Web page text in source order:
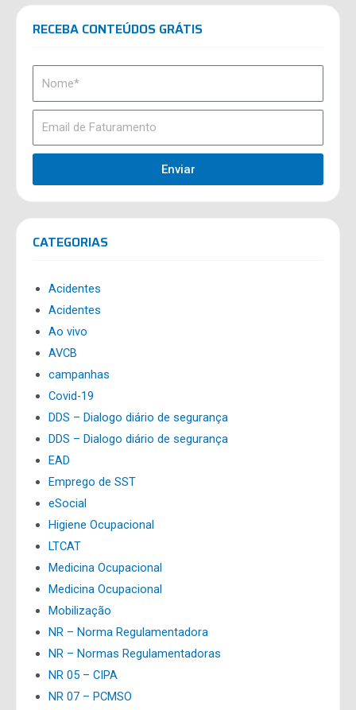
RECEBA CONTEÚDOS GRÁTIS
Enviar
CATEGORIAS
Acidentes
Acidentes
Ao vivo
AVCB
campanhas
Covid-19
DDS – Dialogo diário de segurança
DDS – Dialogo diário de segurança
EAD
Emprego de SST
eSocial
Higiene Ocupacional
LTCAT
Medicina Ocupacional
Medicina Ocupacional
Mobilização
NR – Norma Regulamentadora
NR – Normas Regulamentadoras
NR 05 – CIPA
NR 07 – PCMSO